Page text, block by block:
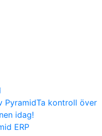
PyramidTa kontroll över
idag!
ERP